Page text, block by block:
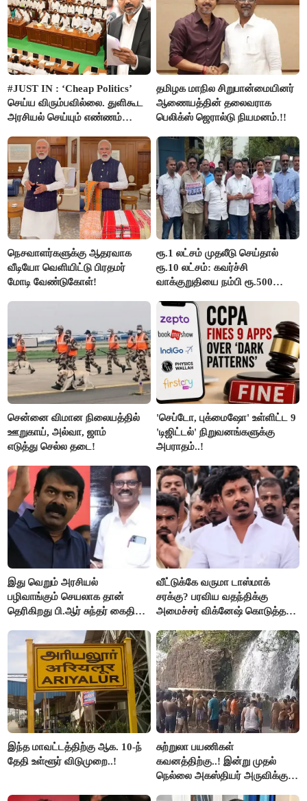
#JUST IN : ‘Cheap Politics’
செய்ய விரும்பவில்லை. துளிகூட
அரசியல் செய்யும் எண்ணம்
விஜய் பதில்!
தமிழக மாநில சிறுபான்மையினர்
ஆணையத்தின் தலைவராக
பெலிக்ஸ் ஜெரால்டு நியமனம்.!!
நெசவாளர்களுக்கு ஆதரவாக
வீடியோ வெளியிட்டு பிரதமர்
மோடி வேண்டுகோள்!
ரூ.1 லட்சம் முதலீடு செய்தால்
ரூ.10 லட்சம்: கவர்ச்சி
வாக்குறுதியை நம்பி ரூ.500
மக்கள்!
சென்னை விமான நிலையத்தில்
ஊறுகாய், அல்வா, ஜாம்
எடுத்து செல்ல தடை!
'செப்டோ, புக்மைஷோ' உள்ளிட்ட 9
'டிஜிட்டல்' நிறுவனங்களுக்கு
அபராதம்..!
இது வெறும் அரசியல்
பழிவாங்கும் செயலாக தான்
தெரிகிறது பி.ஆர் சுந்தர் கைதிற்கு
வீட்டுக்கே வருமா டாஸ்மாக்
சரக்கு? பரவிய வதந்திக்கு
அமைச்சர் விக்னேஷ் கொடுத்த
இந்த மாவட்டத்திற்கு ஆக. 10-ந்
தேதி உள்ளூர் விடுமுறை..!
சுற்றுலா பயணிகள்
கவனத்திற்கு..! இன்று முதல்
நெல்லை அகஸ்தியர் அருவிக்கு